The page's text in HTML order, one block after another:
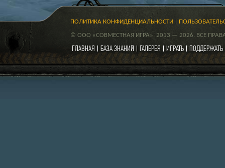
ПОЛИТИКА КОНФИДЕНЦИАЛЬНОСТИ
© ООО «СОВМЕСТНАЯ ИГРА», 2013 — 2026. ВСЕ
ГЛАВНАЯ БАЗА ЗНАНИЙ ГАЛЕРЕЯ ИГРАТЬ ПОДДЕРЖАТЬ